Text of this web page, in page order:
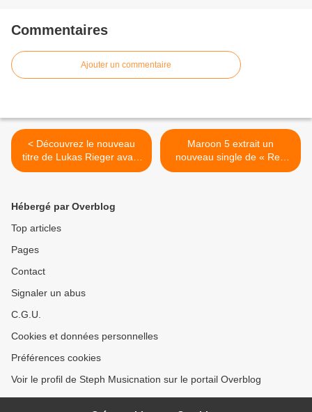
Commentaires
Ajouter un commentaire
< Découvrez le nouveau
titre de Lukas Rieger avant
l’album !
Maroon 5 extrait un
nouveau single de « Red
Pill Blues » ! >
Hébergé par Overblog
Top articles
Pages
Contact
Signaler un abus
C.G.U.
Cookies et données personnelles
Préférences cookies
Voir le profil de Steph Musicnation sur le portail Overblog